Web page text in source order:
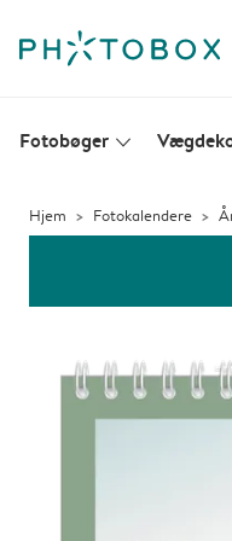
Fotobøger slim_arrow_down
Hjem Fotokalendere